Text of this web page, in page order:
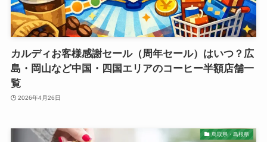
カルディお客様感謝セール（周年セール）はいつ？広
島・岡山など中国・四国エリアのコーヒー半額店舗一
覧
2026年4月26日
鳥取県・島根県